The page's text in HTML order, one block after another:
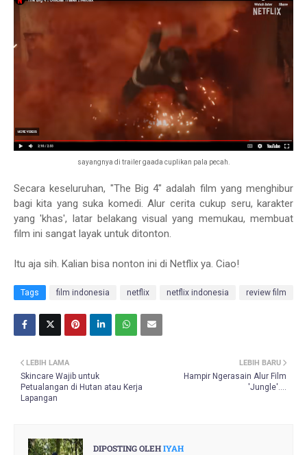
sayangnya di trailer gaada cuplikan pala pecah.
Secara keseluruhan, "The Big 4" adalah film yang menghibur
bagi kita yang suka komedi. Alur cerita cukup seru, karakter
yang 'khas', latar belakang visual yang memukau, membuat
film ini sangat layak untuk ditonton.
Itu aja sih. Kalian bisa nonton ini di Netflix ya. Ciao!
Tags film indonesia netflix netflix indonesia review film
LEBIH BARU
Hampir Ngerasain Alur Film
'Jungle'....
LEBIH LAMA
Skincare Wajib untuk
Petualangan di Hutan atau Kerja
Lapangan
DIPOSTING OLEHIYAH